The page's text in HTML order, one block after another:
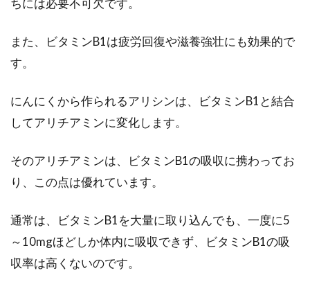
料理のレシピのご紹介
皆さんは、牛筋って好きですか！？牛筋は、お
ームレシピ
まで、いろい...
ちには必要不可欠です。
また、ビタミンB1は疲労回復や滋養強壮にも効果的で
す。
にんにくから作られるアリシンは、ビタミンB1と結合
してアリチアミンに変化します。
そのアリチアミンは、ビタミンB1の吸収に携わってお
り、この点は優れています。
通常は、ビタミンB1を大量に取り込んでも、一度に5
～10mgほどしか体内に吸収できず、ビタミンB1の吸
収率は高くないのです。